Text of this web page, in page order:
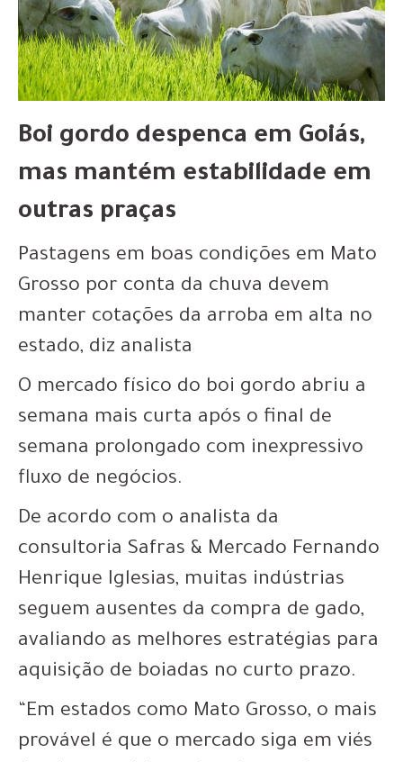
Boi gordo despenca em Goiás,
mas mantém estabilidade em
outras praças
Pastagens em boas condições em Mato
Grosso por conta da chuva devem
manter cotações da arroba em alta no
estado, diz analista
O mercado físico do boi gordo abriu a
semana mais curta após o final de
semana prolongado com inexpressivo
fluxo de negócios.
De acordo com o analista da
consultoria Safras & Mercado Fernando
Henrique Iglesias, muitas indústrias
seguem ausentes da compra de gado,
avaliando as melhores estratégias para
aquisição de boiadas no curto prazo.
“Em estados como Mato Grosso, o mais
provável é que o mercado siga em viés